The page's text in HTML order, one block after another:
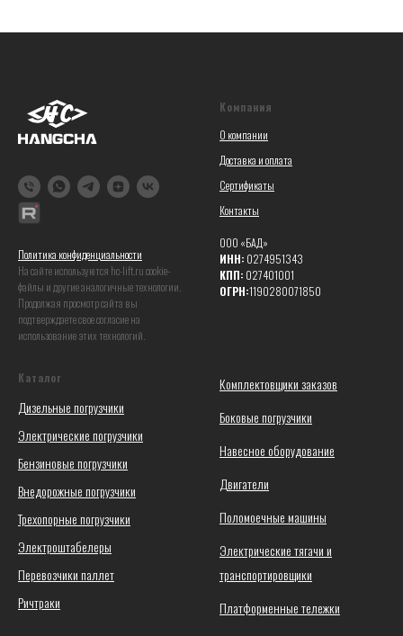
Политика конфиденциальности
На сайте используются hc-lift.ru coоkie-
файлы и другие аналогичные технологии.
Продолжая просмотр сайта вы
подтверждаете свое согласие на
использование этих технологий.
Компания
О компании
Доставка и оплата
Сертификаты
Контакты
ООО «БАД»
ИНН: 0274951343
КПП: 027401001
ОГРН:1190280071850
Каталог
Дизельные погрузчики
Электрические погрузчики
Бензиновые погрузчики
Внедорожные погрузчики
Трехопорные погрузчики
Электроштабелеры
Перевозчики паллет
Ричтраки
Комплектовщики заказов
Боковые погрузчики
Навесное оборудование
Двигатели
Поломоечные машины
Электрические тягачи и
транспортировщики
Платформенные тележки